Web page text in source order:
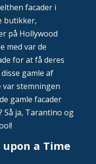
facader i
butikker,
på Hollywood
med var de
for at få deres
gamle af
var stemningen
gamle facader
Så ja, Tarantino og
upon a Time